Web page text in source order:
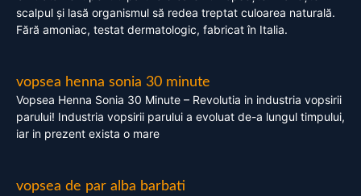
scalpul și lasă organismul să redea treptat culoarea naturală.
Fără amoniac, testat dermatologic, fabricat în Italia.
vopsea henna sonia 30 minute
Vopsea Henna Sonia 30 Minute – Revolutia in industria vopsirii
parului! Industria vopsirii parului a evoluat de-a lungul timpului,
iar in prezent exista o mare
vopsea de par alba barbati